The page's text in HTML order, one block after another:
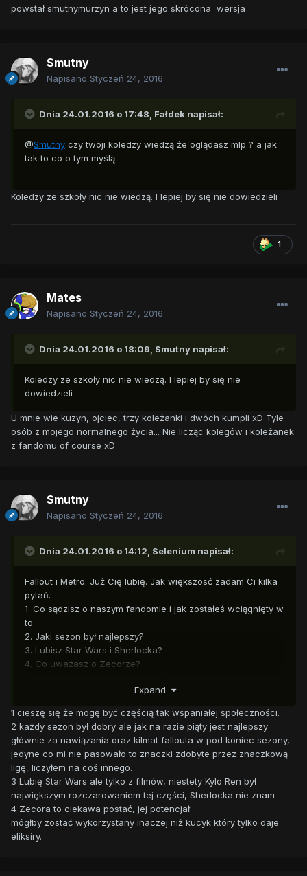
powstał smutnymurzyn a to jest jego skrócona wersja
Smutny
Napisano Styczeń 24, 2016
Dnia 24.01.2016 o 17:48, Fałdek napisał:
@Smutny czy twoji koledzy wiedzą że oglądasz mlp ? a jak
tak to co o tym myślą
Koledzy ze szkoły nic nie wiedzą. I lepiej by się nie dowiedzieli
1
Mates
Napisano Styczeń 24, 2016
Dnia 24.01.2016 o 18:09, Smutny napisał:
Koledzy ze szkoły nic nie wiedzą. I lepiej by się nie
dowiedzieli
U mnie wie kuzyn, ojciec, trzy koleżanki i dwóch kumpli xD Tyle
osób z mojego normalnego życia... Nie licząc kolegów i koleżanek
z fandomu of course xD
Smutny
Napisano Styczeń 24, 2016
Dnia 24.01.2016 o 14:12, Selenium napisał:
Fallout i Metro. Już Cię lubię. Jak większosć zadam Ci kilka
pytań.
1. Co sądzisz o naszym fandomie i jak zostałeś wciągnięty w
to.
2. Jaki sezon był najlepszy?
3. Lubisz Star Wars i Sherlocka?
4. Co uważasz o Zecorze?
Expand
1 cieszę się że mogę być częścią tak wspaniałej społeczności.
2 każdy sezon był dobry ale jak na razie piąty jest najlepszy
głównie za nawiązania oraz kilmat fallouta w pod koniec sezony,
jedyne co mi nie pasowało to znaczki zdobyte przez znaczkową
ligę, liczyłem na coś innego.
3 Lubię Star Wars ale tylko z filmów, niestety Kylo Ren był
największym rozczarowaniem tej części, Sherlocka nie znam
4 Zecora to ciekawa postać, jej potencjał
mógłby zostać wykorzystany inaczej niż kucyk który tylko daje
eliksiry.